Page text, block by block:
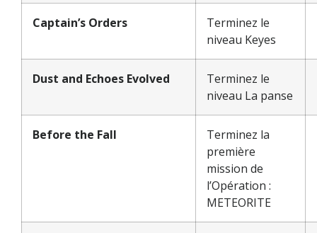
Captain’s Orders
Terminez le
niveau Keyes
Dust and Echoes Evolved
Terminez le
niveau La panse
Before the Fall
Terminez la
première
mission de
l’Opération :
METEORITE